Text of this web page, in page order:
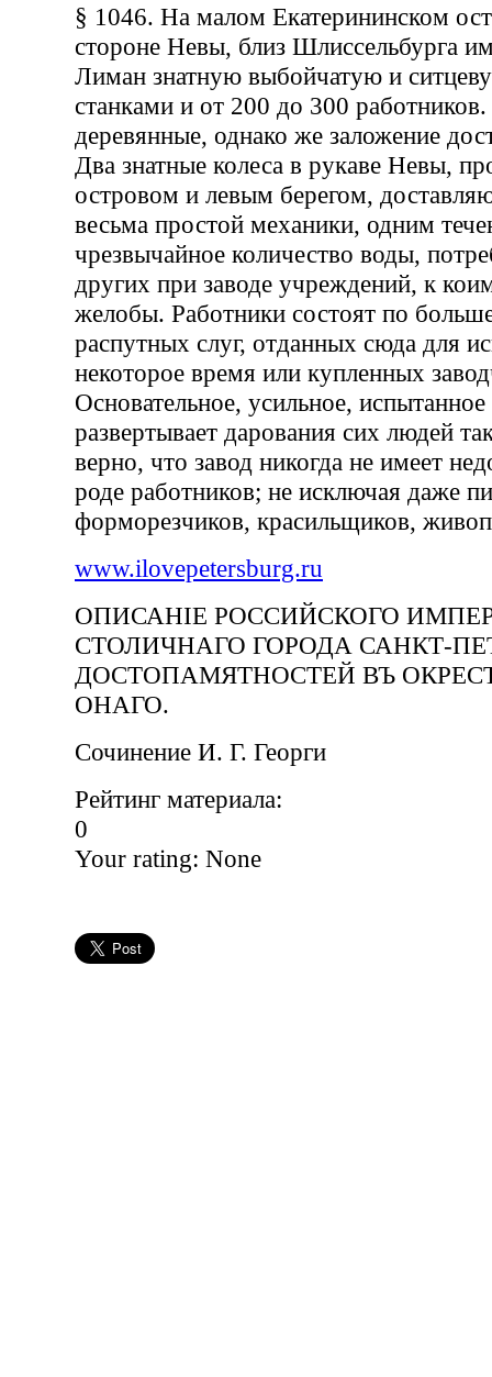
§ 1046. На малом Екатерининском
стороне Невы, близ Шлиссельбурга
Лиман знатную выбойчатую и
станками и от 200 до 300
деревянные, однако же заложение
Два знатные колеса в рукаве Невы,
островом и левым берегом,
весьма простой механики, одним
чрезвычайное количество воды,
других при заводе учреждений, к
желобы. Работники состоят по
распутных слуг, отданных сюда для
некоторое время или купленных
Основательное, усильное,
развертывает дарования сих людей
верно, что завод никогда не имеет
роде работников; не исключая даже
форморезчиков, красильщиков,
www.ilovepetersburg.ru
ОПИСАНIЕ РОССИЙСКОГО
СТОЛИЧНАГО ГОРОДА САНКТ-
ДОСТОПАМЯТНОСТЕЙ ВЪ
ОНАГО.
Сочинение И. Г. Георги
Рейтинг материала:
0
Your rating: None